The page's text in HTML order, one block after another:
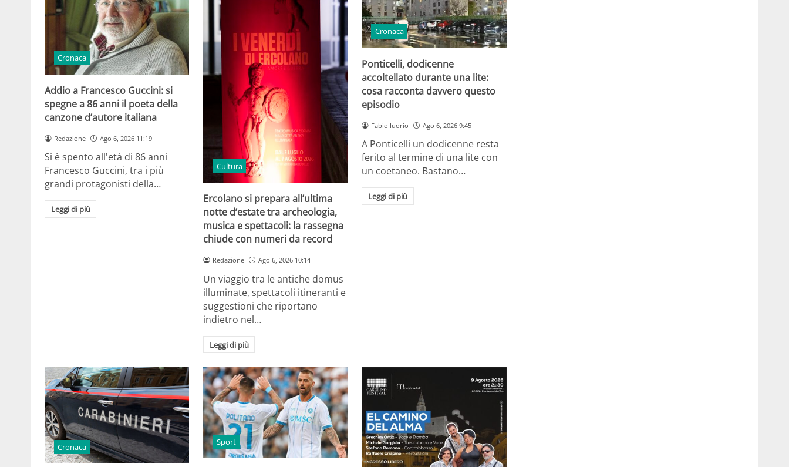
Cronaca
Addio a Francesco Guccini: si
spegne a 86 anni il poeta della
canzone d’autore italiana
Redazione Ago 6, 2026 11:19
Si è spento all'età di 86 anni
Francesco Guccini, tra i più
grandi protagonisti della…
Leggi di più
Cultura
Ercolano si prepara all’ultima
notte d’estate tra archeologia,
musica e spettacoli: la rassegna
chiude con numeri da record
Redazione Ago 6, 2026 10:14
Un viaggio tra le antiche domus
illuminate, spettacoli itineranti e
suggestioni che riportano
indietro nel…
Leggi di più
Cronaca
Ponticelli, dodicenne
accoltellato durante una lite:
cosa racconta davvero questo
episodio
Fabio Iuorio Ago 6, 2026 9:45
A Ponticelli un dodicenne resta
ferito al termine di una lite con
un coetaneo. Bastano…
Leggi di più
Cronaca Sport